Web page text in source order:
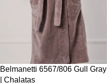
Belmanetti 6567/806 Gull Gray
| Chalatas